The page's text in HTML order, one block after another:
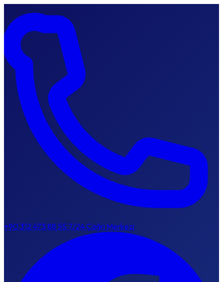
+90 312 473 88 55 7/24 Çağrı Merkezi